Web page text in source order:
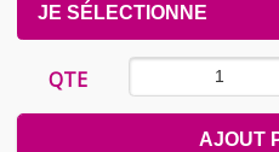
JE SÉLECTIONNE
EXPAND
QTE
AJOUT